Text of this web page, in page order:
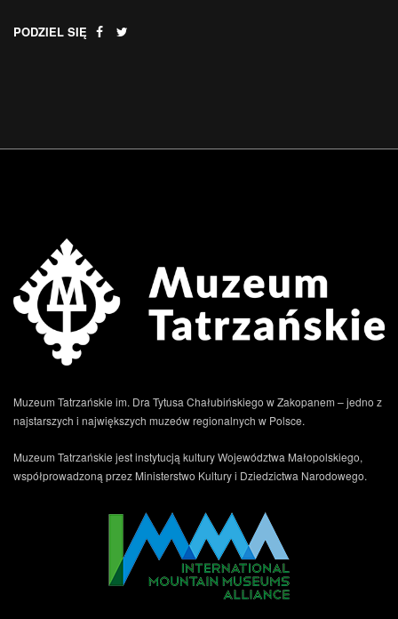
PODZIEL SIĘ
Muzeum Tatrzańskie im. Dra Tytusa Chałubińskiego w Zakopanem – jedno z
najstarszych i największych muzeów regionalnych w Polsce.
Muzeum Tatrzańskie jest instytucją kultury Województwa Małopolskiego,
współprowadzoną przez Ministerstwo Kultury i Dziedzictwa Narodowego.